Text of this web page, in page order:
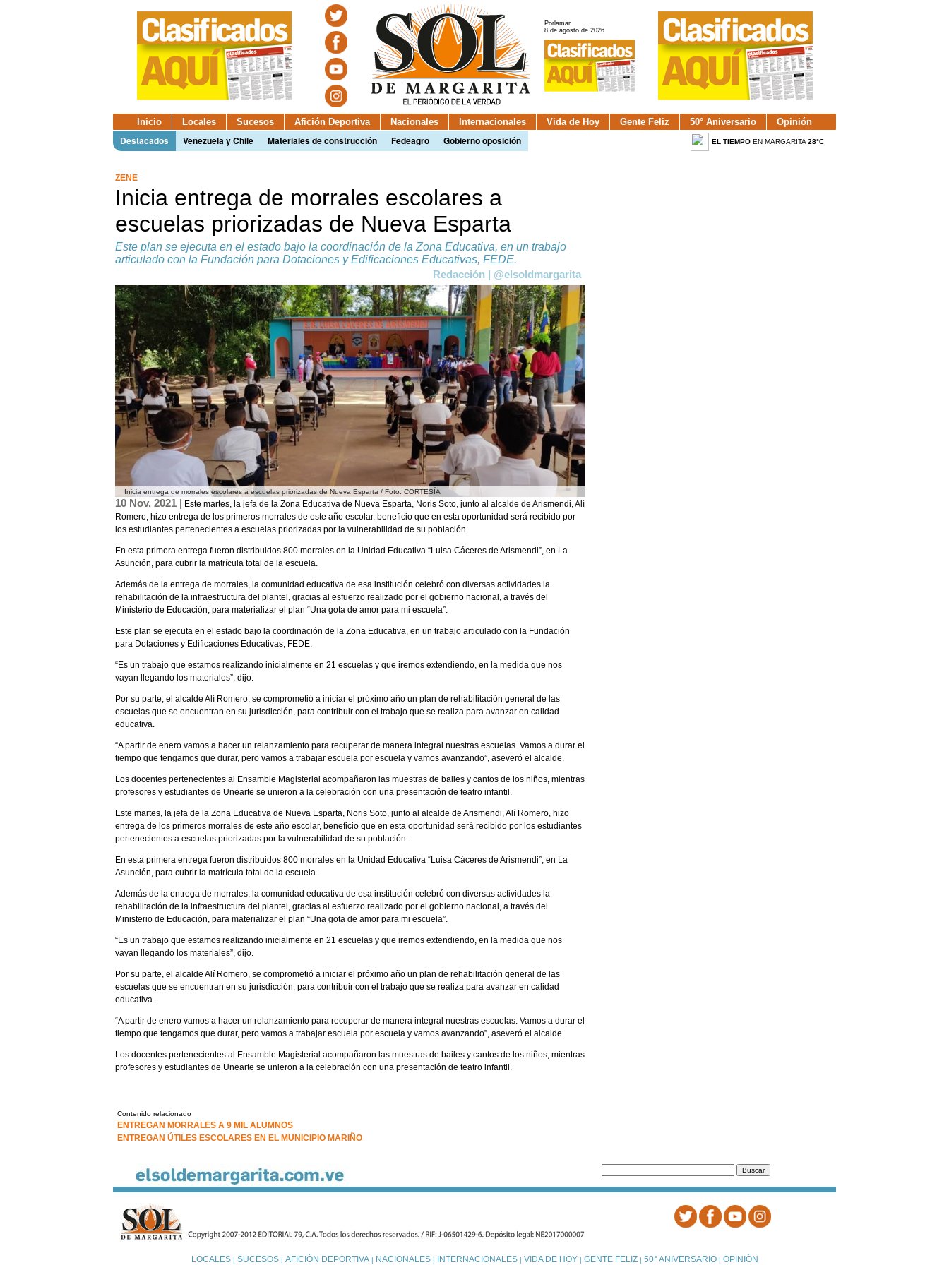
Porlamar
8 de agosto de 2026
Inicio Locales Sucesos Afición Deportiva Nacionales Internacionales Vida de Hoy Gente Feliz 50° Aniversario Opinión
Destacados Venezuela y Chile Materiales de construcción Fedeagro Gobierno oposición EL TIEMPOEN MARGARITA 28°C
ZENE
Inicia entrega de morrales escolares a
escuelas priorizadas de Nueva Esparta
Este plan se ejecuta en el estado bajo la coordinación de la Zona Educativa, en un trabajo
articulado con la Fundación para Dotaciones y Edificaciones Educativas, FEDE.
Redacción | @elsoldmargarita
Inicia entrega de morrales escolares a escuelas priorizadas de Nueva Esparta / Foto: CORTESÍA
10 Nov, 2021 | Este martes, la jefa de la Zona Educativa de Nueva Esparta, Noris Soto, junto al alcalde de Arismendi, Alí
Romero, hizo entrega de los primeros morrales de este año escolar, beneficio que en esta oportunidad será recibido por
los estudiantes pertenecientes a escuelas priorizadas por la vulnerabilidad de su población.
En esta primera entrega fueron distribuidos 800 morrales en la Unidad Educativa “Luisa Cáceres de Arismendi”, en La
Asunción, para cubrir la matrícula total de la escuela.
Además de la entrega de morrales, la comunidad educativa de esa institución celebró con diversas actividades la
rehabilitación de la infraestructura del plantel, gracias al esfuerzo realizado por el gobierno nacional, a través del
Ministerio de Educación, para materializar el plan “Una gota de amor para mi escuela”.
Este plan se ejecuta en el estado bajo la coordinación de la Zona Educativa, en un trabajo articulado con la Fundación
para Dotaciones y Edificaciones Educativas, FEDE.
“Es un trabajo que estamos realizando inicialmente en 21 escuelas y que iremos extendiendo, en la medida que nos
vayan llegando los materiales”, dijo.
Por su parte, el alcalde Alí Romero, se comprometió a iniciar el próximo año un plan de rehabilitación general de las
escuelas que se encuentran en su jurisdicción, para contribuir con el trabajo que se realiza para avanzar en calidad
educativa.
“A partir de enero vamos a hacer un relanzamiento para recuperar de manera integral nuestras escuelas. Vamos a durar el
tiempo que tengamos que durar, pero vamos a trabajar escuela por escuela y vamos avanzando”, aseveró el alcalde.
Los docentes pertenecientes al Ensamble Magisterial acompañaron las muestras de bailes y cantos de los niños, mientras
profesores y estudiantes de Unearte se unieron a la celebración con una presentación de teatro infantil.
Este martes, la jefa de la Zona Educativa de Nueva Esparta, Noris Soto, junto al alcalde de Arismendi, Alí Romero, hizo
entrega de los primeros morrales de este año escolar, beneficio que en esta oportunidad será recibido por los estudiantes
pertenecientes a escuelas priorizadas por la vulnerabilidad de su población.
En esta primera entrega fueron distribuidos 800 morrales en la Unidad Educativa “Luisa Cáceres de Arismendi”, en La
Asunción, para cubrir la matrícula total de la escuela.
Además de la entrega de morrales, la comunidad educativa de esa institución celebró con diversas actividades la
rehabilitación de la infraestructura del plantel, gracias al esfuerzo realizado por el gobierno nacional, a través del
Ministerio de Educación, para materializar el plan “Una gota de amor para mi escuela”.
“Es un trabajo que estamos realizando inicialmente en 21 escuelas y que iremos extendiendo, en la medida que nos
vayan llegando los materiales”, dijo.
Por su parte, el alcalde Alí Romero, se comprometió a iniciar el próximo año un plan de rehabilitación general de las
escuelas que se encuentran en su jurisdicción, para contribuir con el trabajo que se realiza para avanzar en calidad
educativa.
“A partir de enero vamos a hacer un relanzamiento para recuperar de manera integral nuestras escuelas. Vamos a durar el
tiempo que tengamos que durar, pero vamos a trabajar escuela por escuela y vamos avanzando”, aseveró el alcalde.
Los docentes pertenecientes al Ensamble Magisterial acompañaron las muestras de bailes y cantos de los niños, mientras
profesores y estudiantes de Unearte se unieron a la celebración con una presentación de teatro infantil.
Contenido relacionado
ENTREGAN MORRALES A 9 MIL ALUMNOS
ENTREGAN ÚTILES ESCOLARES EN EL MUNICIPIO MARIÑO
LOCALES| SUCESOS| AFICIÓN DEPORTIVA| NACIONALES| INTERNACIONALES| VIDA DE HOY | GENTE FELIZ| 50° ANIVERSARIO| OPINIÓN